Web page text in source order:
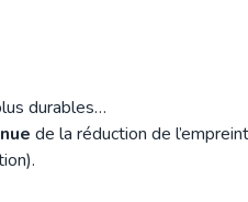
durables…
de la réduction de